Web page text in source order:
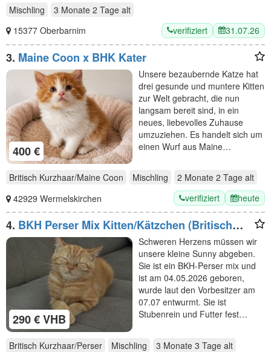
Mischling 3 Monate 2 Tage alt
15377 Oberbarnim
verifiziert 31.07.26
3. Maine Coon x BHK Kater
400 €
Unsere bezaubernde Katze hat
drei gesunde und muntere Kitten
zur Welt gebracht, die nun
langsam bereit sind, in ein
neues, liebevolles Zuhause
umzuziehen. Es handelt sich um
einen Wurf aus Maine…
Britisch Kurzhaar/Maine Coon Mischling 2 Monate 2 Tage alt
42929 Wermelskirchen
verifiziert heute
4. BKH Perser Mix Kitten/Kätzchen (Britisch
Kurzhaar/Britischkurzhaar/Perser)
290 € VHB
Schweren Herzens müssen wir
unsere kleine Sunny abgeben.
Sie ist ein BKH-Perser mix und
ist am 04.05.2026 geboren,
wurde laut den Vorbesitzer am
07.07 entwurmt. Sie ist
Stubenrein und Futter fest…
Britisch Kurzhaar/Perser Mischling 3 Monate 3 Tage alt